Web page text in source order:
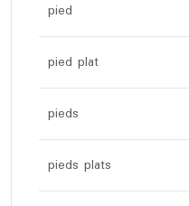
pied
pied plat
pieds
pieds plats